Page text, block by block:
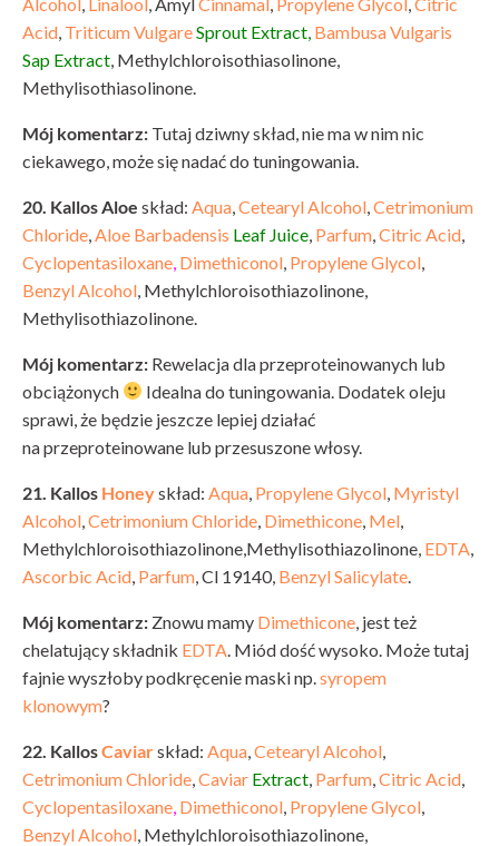
Acid Triticum VulgareSprout Extract, Bambusa Vulgaris
Sap Extract , Methylchloroisothiasolinone,
Methylisothiasolinone.
Mój komentarz: Tutaj dziwny skład, nie ma w nim nic
ciekawego, może się nadać do tuningowania.
20. Kallos Aloe skład: Aqua Cetearyl Alcohol Cetrimonium
Chloride Aloe Barbadensis Leaf Juice Parfum Citric Acid
Cyclopentasiloxane Dimethiconol Propylene Glycol
Benzyl Alcohol , Methylchloroisothiazolinone,
Methylisothiazolinone.
Mój komentarz: Rewelacja dla przeproteinowanych lub
obciążonych
Idealna do tuningowania. Dodatek oleju
sprawi, że będzie jeszcze lepiej działać
na przeproteinowane lub przesuszone włosy.
21. Kallos Honeyskład: Aqua Propylene Glycol Myristyl
Alcohol Cetrimonium Chloride Dimethicone Mel
Methylchloroisothiazolinone,Methylisothiazolinone, EDTA
Ascorbic Acid Parfum , Cl 19140, Benzyl Salicylate
Mój komentarz: Znowu mamy Dimethicone , jest też
chelatujący składnik EDTA . Miód dość wysoko. Może tutaj
fajnie wyszłoby podkręcenie maski np. syropem
klonowym?
22. KallosCaviarskład: Aqua Cetearyl Alcohol
Cetrimonium Chloride Caviar Extract Parfum Citric Acid
Cyclopentasiloxane Dimethiconol Propylene Glycol
Benzyl Alcohol , Methylchloroisothiazolinone,